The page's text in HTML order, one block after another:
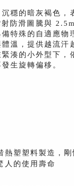
穩的暗灰褐色，
防滑圖騰與
特殊的自適應物
溫，提供越流汗
湊的小外型下，
生旋轉偏移。
熱塑塑料製造，
人的使用壽命